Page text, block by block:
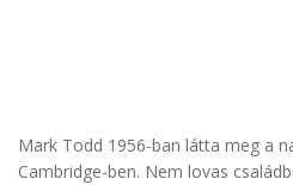
Mark Todd 1956-ban látta meg a
Cambridge-ben. Nem lovas